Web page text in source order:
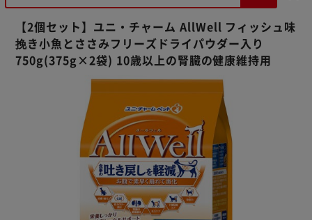
【2個セット】ユニ・チャーム AllWell フィッシュ味
挽き小魚とささみフリーズドライパウダー入り
750g(375g×2袋) 10歳以上の腎臓の健康維持用
※ご確認ください
カートに入れる 購入手続きへ